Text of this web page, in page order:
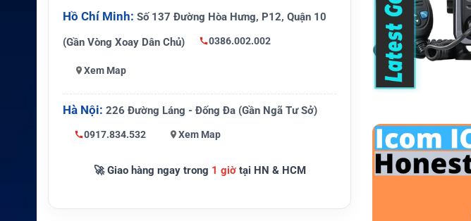
Nguồn cấp
Cấp bảo vệ
Trọng lượng
Khoảng 1.510 g
Hồ Chí Minh: Số 137 Đường Hòa Hưng, P12, Quận 10
(Gần Vòng Xoay Dân Chủ)
0386.002.002
Xem Map
Hà Nội: 226 Đường Láng - Đống Đa (Gần Ngã Tư Sở)
0917.834.532 Xem Map
🚀 Giao hàng ngay trong 1 giờtại HN & HCM